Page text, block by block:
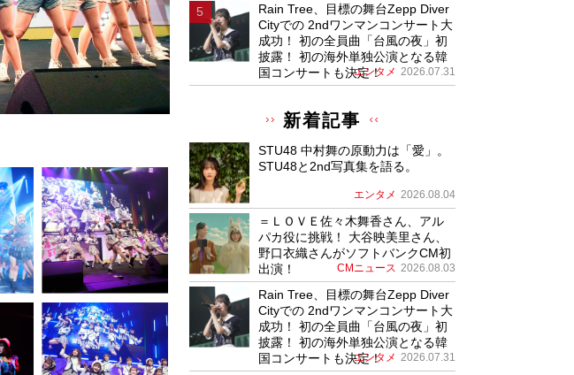
Rain Tree、目標の舞台Zepp Diver
Cityでの 2ndワンマンコンサート大
成功！ 初の全員曲「台風の夜」初
披露！ 初の海外単独公演となる韓
国コンサートも決定！
エンタメ 2026.07.31
新着記事
STU48 中村舞の原動力は「愛」。
STU48と2nd写真集を語る。
エンタメ 2026.08.04
＝ＬＯＶＥ佐々木舞香さん、アル
パカ役に挑戦！ 大谷映美里さん、
野口衣織さんがソフトバンクCM初
出演！
CMニュース 2026.08.03
Rain Tree、目標の舞台Zepp Diver
Cityでの 2ndワンマンコンサート大
成功！ 初の全員曲「台風の夜」初
披露！ 初の海外単独公演となる韓
国コンサートも決定！
エンタメ 2026.07.31